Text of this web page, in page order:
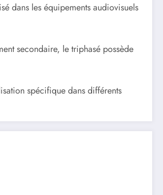
dans les équipements audiovisuels
secondaire, le triphasé possède
spécifique dans différents